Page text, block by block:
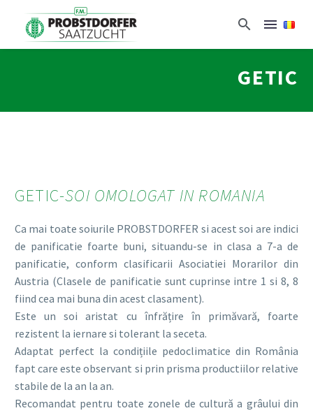
GETIC
GETIC-SOI OMOLOGAT IN ROMANIA
Ca mai toate soiurile PROBSTDORFER si acest soi are indici
de panificatie foarte buni, situandu-se in clasa a 7-a de
panificatie, conform clasificarii Asociatiei Morarilor din
Austria (Clasele de panificatie sunt cuprinse intre 1 si 8, 8
fiind cea mai buna din acest clasament).
Este un soi aristat cu înfrățire în primăvară, foarte
rezistent la iernare si tolerant la seceta.
Adaptat perfect la condițiile pedoclimatice din România
fapt care este observant si prin prisma productiilor relative
stabile de la an la an.
Recomandat pentru toate zonele de cultură a grâului din